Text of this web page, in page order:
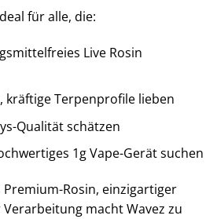
für alle, die:
Live Rosin
kräftige Terpenprofile lieben
Qualität schätzen
1g Vape-Gerät suchen
Rosin, einzigartiger
macht Wavez zu